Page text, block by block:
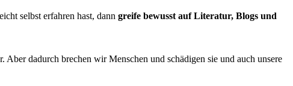
selbst erfahren hast, dann greife bewusst auf Literatur, Blogs und
dadurch brechen wir Menschen und schädigen sie und auch unsere